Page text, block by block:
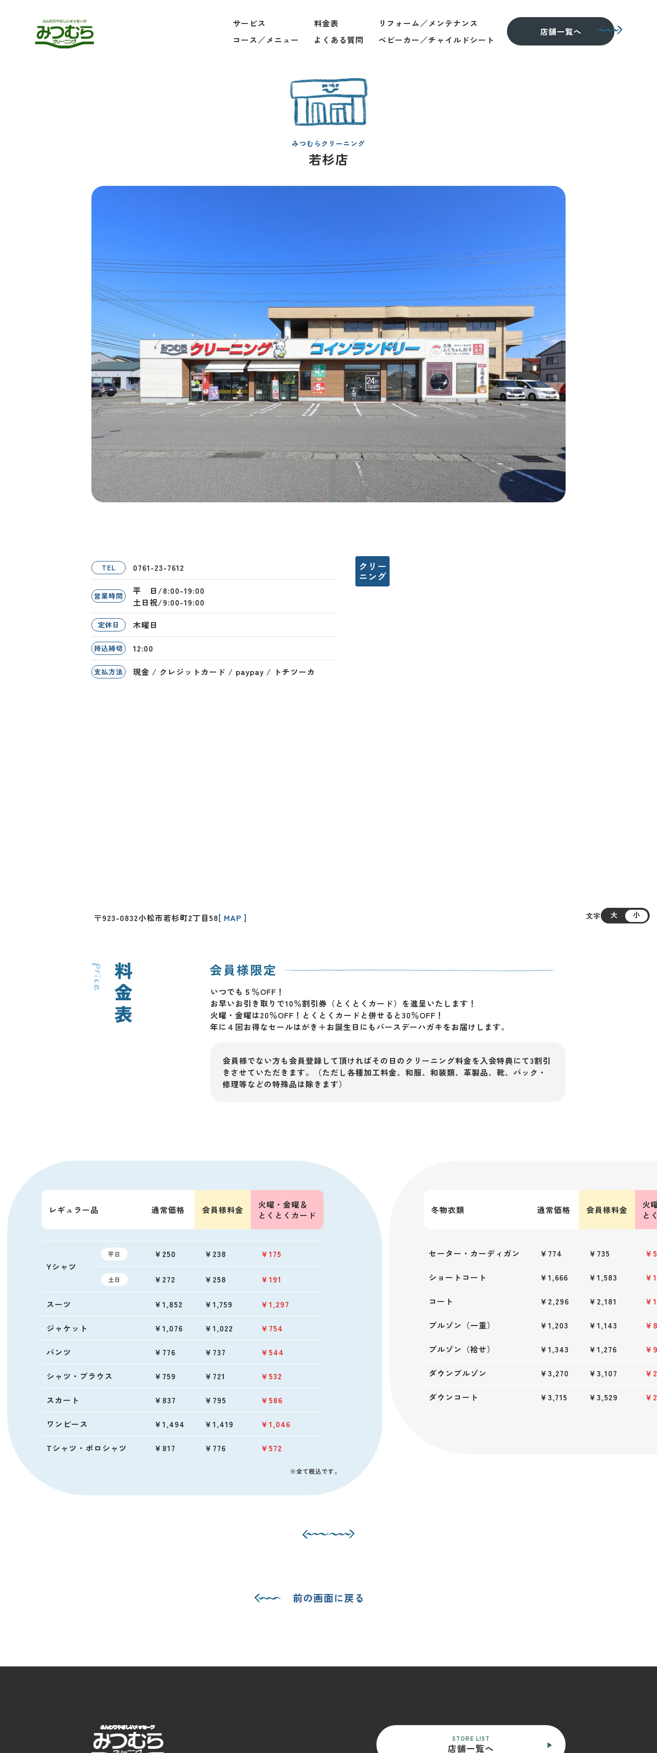
サービス 料金表
リフォーム／メンテナンス
コース／メニュー
よくある質問 ベビーカー／チャイルドシート
店舗一覧へ
みつむらクリーニング
若杉店
TEL 0761-23-7612
営業時間
平 日/8:00-19:00
土日祝/9:00-19:00
定休日 木曜日
持込締切 12:00
支払方法 現金 / クレジットカード / paypay / トチツーカ
クリー
ニング
〒923-0832小松市若杉町2丁目58[ MAP ] 文字 大 小
いつでも５％OFF！
お早いお引き取りで10％割引券（とくとくカード）を進呈いたします！
火曜・金曜は20％OFF！とくとくカードと併せると30％OFF！
年に４回お得なセールはがき＋お誕生日にもバースデーハガキをお届けします。
会員様でない方も会員登録して頂ければその日のクリーニング料金を入会特典にて3割引
きさせていただきます。（ただし各種加工料金、和服、和装類、革製品、靴、バック・
修理等などの特殊品は除きます）
レギュラー品 通常価格 会員様料金 火曜・金曜＆
とくとく カード
Yシャツ
平日 ￥250 ￥238 ￥175
土日 ￥272 ￥258 ￥191
スーツ ￥1,852 ￥1,759 ￥1,297
ジャケット ￥1,076 ￥1,022 ￥754
パンツ ￥776 ￥737 ￥544
シャツ・ブラウス ￥759 ￥721 ￥532
スカート ￥837 ￥795 ￥586
ワンピース ￥1,494 ￥1,419 ￥1,046
Tシャツ・ポロシャツ ￥817 ￥776 ￥572
※全て税込です。
冬物衣類 通常価格 会員様料金
火
と
セーター・カーディガン ￥774 ￥735 ￥
ショートコート ￥1,666 ￥1,583 ￥
コート ￥2,296 ￥2,181 ￥
ブルゾン（一重） ￥1,203 ￥1,143 ￥
ブルゾン（袷せ） ￥1,343 ￥1,276 ￥
ダウンブルゾン ￥3,270 ￥3,107 ￥
ダウンコート ￥3,715 ￥3,529 ￥
前の画面に戻る
STORE LIST
店舗一覧へ